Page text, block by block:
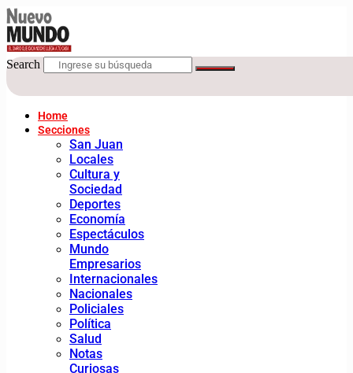
Search
Home
Secciones
San Juan
Locales
Cultura y
Sociedad
Deportes
Economía
Espectáculos
Mundo
Empresarios
Internacionales
Nacionales
Policiales
Política
Salud
Notas
Curiosas